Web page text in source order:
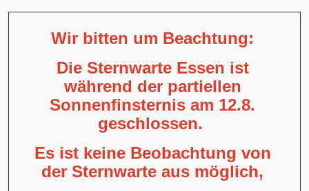
Wir bitten um Beachtung:
Die Sternwarte Essen ist
während der partiellen
Sonnenfinsternis am 12.8.
geschlossen.
Es ist keine Beobachtung von
der Sternwarte aus möglich,